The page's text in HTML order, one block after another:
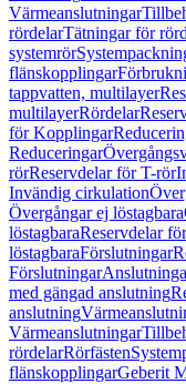
Värmeanslutningar
rördelarTätningar för
systemrör
flänskopplingar
tappvatten, multilayer
multilayerRördelar
för Kopplingar
Reduceringar
rörReservdelar för T-rör
Invändig cirkulation
Övergångar ej löstagbara
löstagbaraReservdelar
löstagbaraFörslutningar
Förslutningar
med gängad anslutning
anslutning
Värmeanslutningar
rördelarRörfästen
flänskopplingarGeberit